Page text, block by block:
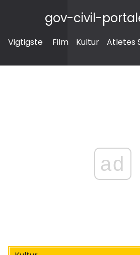
gov-civil-
Vigtigste Film Kultur Atletes
ad